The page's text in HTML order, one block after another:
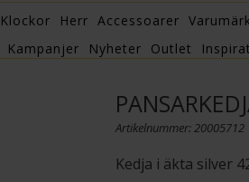
Klockor Herr Accessoarer
Kampanjer Nyheter Outlet
Artikelnummer: 20005712
Kedja i äkta silver